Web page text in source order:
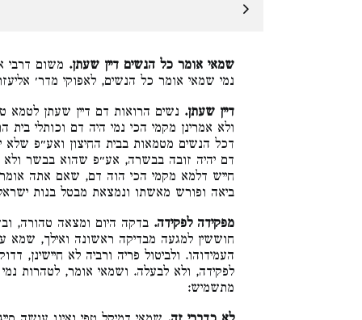
שמאי אומר כל הנשים דיין שעתן. משום דרבי
נמי שמאי אומר כל הנשים, לאפוקי מדר׳
דיין שעתן. נשים הרואות דם דיין שעתן לטמא
ולא אמרינן מקמי הכי נמי היה דם וכותלי
דכל הנשים מטמאות בבית החיצון ואע״פ שלא
דם יהיה זובה בבשרה, אע״פ שהוא בבשר
חייש דלמא מקמי הכי הוה דם, שאם אתה
ביאה ופורש מאשתו ונמצאת מבטל בנות
מפקידה לפקידה. בדקה היום ומצאה טהורה,
חוששין למגעה מבדיקה ראשונה ואילך, שמא
העמידוהו. ולביטול פריה ורביה לא חיישינן,
לפקידה, ולא לבעלה. ושמאי אומר, לטהרות
מתשמיש: